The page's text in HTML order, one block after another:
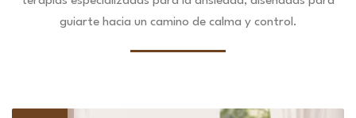
guiarte hacia un camino de calma y control.